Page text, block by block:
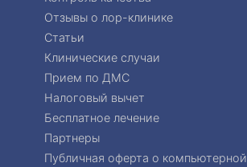
Отзывы о лор-клинике
Статьи
Клинические случаи
Прием по ДМС
Налоговый вычет
Бесплатное лечение
Партнеры
Публичная оферта о компьютерной